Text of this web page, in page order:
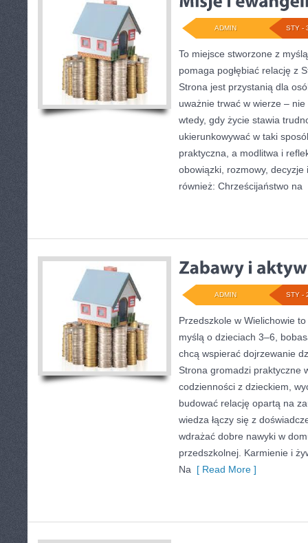
STY -
ADMIN
To miejsce stworzone z
pomaga pogłębiać relację z
Strona jest przystanią dla
uważnie trwać w wierze –
wtedy, gdy życie stawia
ukierunkowywać w taki
praktyczna, a modlitwa i
obowiązki, rozmowy,
również: Chrześcijaństwo na
STY -
ADMIN
Przedszkole w Wielichowie
myślą o dzieciach 3–6,
chcą wspierać dojrzewanie
Strona gromadzi praktyczne
codzienności z dzieckiem,
budować relację opartą na
wiedza łączy się z
wdrażać dobre nawyki w
przedszkolnej. Karmienie i
Na [ Read More ]